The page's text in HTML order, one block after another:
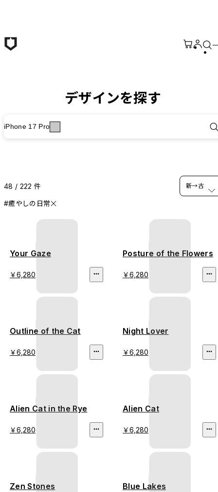
デザインを探す
iPhone 17 Pro
48 / 222 件
#癒やしの日常
新→古
Your Gaze
￥6,280
Posture of the Flowers
￥6,280
Outline of the Cat
￥6,280
Night Lover
￥6,280
Alien Cat in the Rye
￥6,280
Alien Cat
￥6,280
Zen Stones Blue Lakes